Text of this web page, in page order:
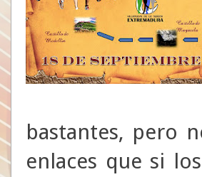
bastantes, pero
enlaces que si